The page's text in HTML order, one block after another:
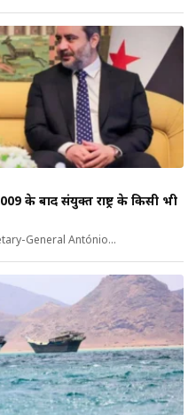
के बाद संयुक्त राष्ट्र के किसी भी
General António...